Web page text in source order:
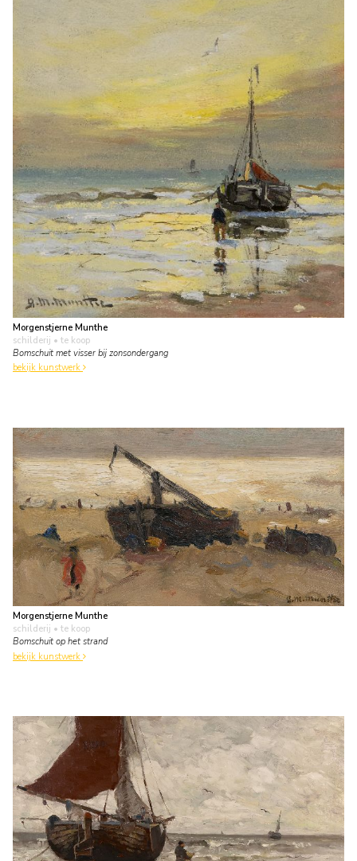
Morgenstjerne Munthe
schilderij • te koop
Bomschuit met visser bij zonsondergang
bekijk kunstwerk
Morgenstjerne Munthe
schilderij • te koop
Bomschuit op het strand
bekijk kunstwerk